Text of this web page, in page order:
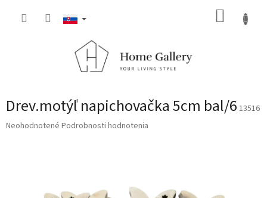
Drev.motýľ napichovačka 5cm bal/6 13516
Priemerné
Neohodnotené Podrobnosti hodnotenia